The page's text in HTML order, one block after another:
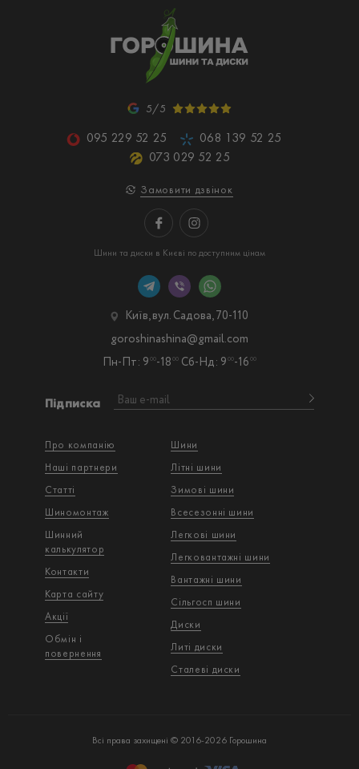
5/5
095 229 52 25
068 139 52 25
073 029 52 25
Замовити дзвінок
Шини та диски в Києві по доступним цінам
Про компанію
Наші партнери
Статті
Шиномонтаж
Шинний
калькулятор
Контакти
Карта сайту
Акції
Обмін і
повернення
Шини
Літні шини
Зимові шини
Всесезонні шини
Легкові шини
Легковантажнi шини
Вантажнi шини
Сільгосп шини
Диски
Литі диски
Сталеві диски
Підписка
Київ, вул. Садова, 70-110
Пн-Пт: 9 00-18 00 Сб-Нд: 9 00-16 00
goroshinashina@gmail.com
Всі права захищені © 2016-2026 Горошина